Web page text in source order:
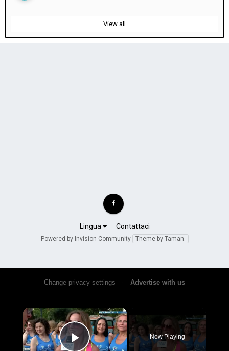
View all
Lingua Contattaci
Powered by Invision Community Theme by Taman.
Change privacy settings Advertise with us
×
Now Playing